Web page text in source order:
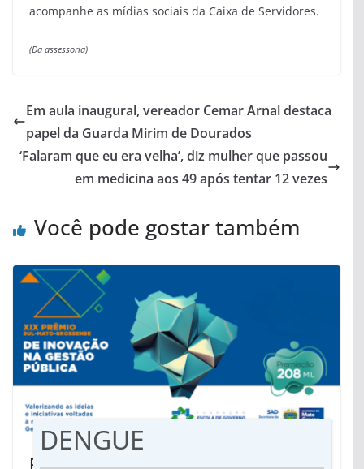
acompanhe as mídias sociais da Caixa de Servidores.
(Da assessoria)
Em aula inaugural, vereador Cemar Arnal destaca
papel da Guarda Mirim de Dourados
‘Falaram que eu era velha’, diz mulher que passou
em medicina aos 49 após tentar 12 vezes
Você pode gostar também
Publicados resultados preliminares
DENGUE